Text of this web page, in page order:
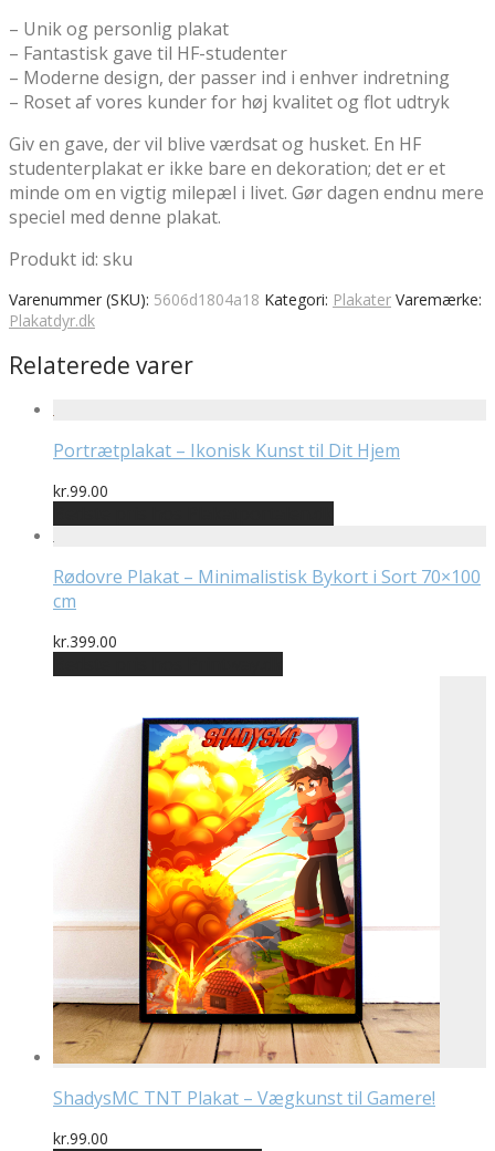
– Unik og personlig plakat
– Fantastisk gave til HF-studenter
– Moderne design, der passer ind i enhver indretning
– Roset af vores kunder for høj kvalitet og flot udtryk
Giv en gave, der vil blive værdsat og husket. En HF
studenterplakat er ikke bare en dekoration; det er et
minde om en vigtig milepæl i livet. Gør dagen endnu mere
speciel med denne plakat.
Produkt id: sku
Varenummer (SKU): 5606d1804a18 Kategori: Plakater Varemærke:
Plakatdyr.dk
Relaterede varer
Portrætplakat – Ikonisk Kunst til Dit Hjem
kr.99.00
Rødovre Plakat – Minimalistisk Bykort i Sort 70×100
cm
kr.399.00
ShadysMC TNT Plakat – Vægkunst til Gamere!
kr.99.00